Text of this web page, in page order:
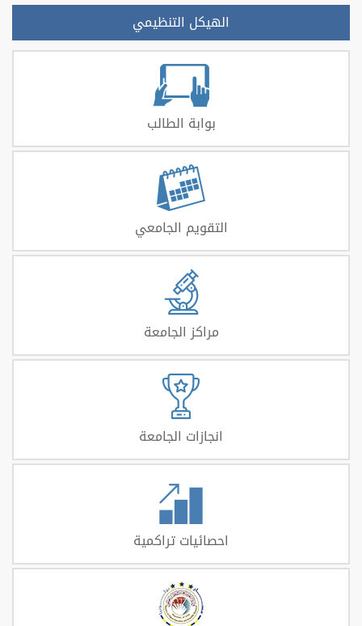
الهيكل التنظيمي
بوابة الطالب
التقويم الجامعي
مراكز الجامعة
انجازات الجامعة
احصائيات تراكمية